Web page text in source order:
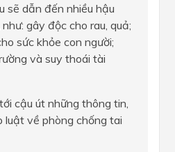
sẽ dẫn đến nhiều hậu
gây độc cho rau, quả;
sức khỏe con người;
và suy thoái tài
cậu út những thông tin,
luật về phòng chống tai